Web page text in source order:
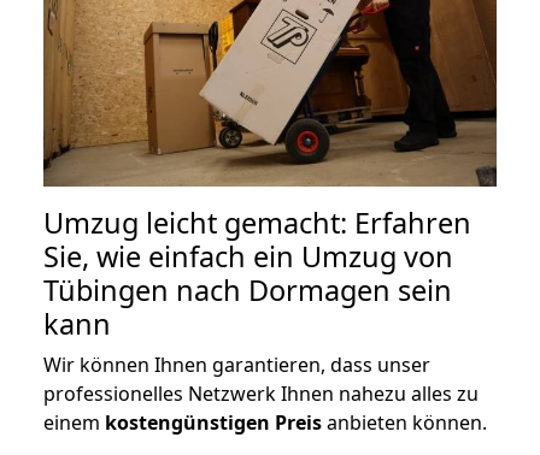
Umzug leicht gemacht: Erfahren
Sie, wie einfach ein Umzug von
Tübingen nach Dormagen sein
kann
Wir können Ihnen garantieren, dass unser
professionelles Netzwerk Ihnen nahezu alles zu
einem kostengünstigen Preisanbieten können.